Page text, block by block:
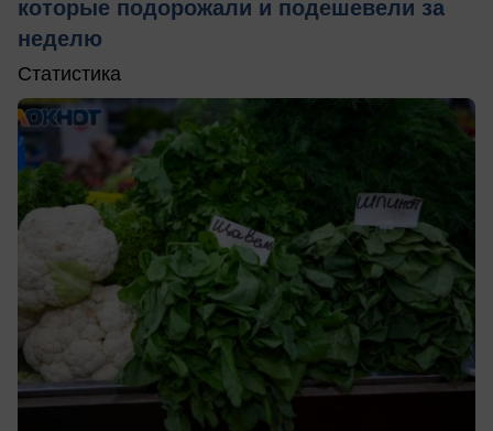
которые подорожали и подешевели за
неделю
Статистика